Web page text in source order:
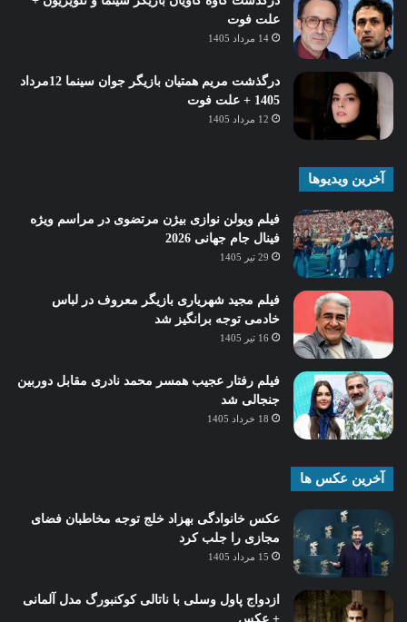
علت فوت
14 مرداد 1405
درگذشت مریم همتیان بازیگر جوان سینما 12مرداد
1405 + علت فوت
12 مرداد 1405
آخرین ویدیوها
فیلم ویولن نوازی بیژن مرتضوی در مراسم ویژه
فینال جام جهانی 2026
29 تیر 1405
فیلم مجید شهریاری بازیگر معروف در لباس
خادمی توجه برانگیز شد
16 تیر 1405
فیلم رفتار عجیب همسر محمد نادری مقابل دوربین
جنجالی شد
18 خرداد 1405
آخرین عکس ها
عکس خانوادگی بهزاد خلج توجه مخاطبان فضای
مجازی را جلب کرد
15 مرداد 1405
ازدواج پاول وسلی با ناتالی کوکنبورگ مدل آلمانی
+ عکس